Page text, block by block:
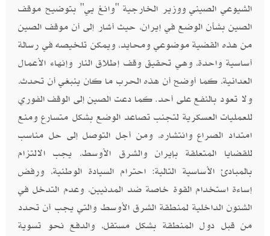
الشيوعي الصيني ووزير الخارجية "وانغ يي" بتوضيح موقف
الصين بشأن الوضع في إيران، حيث أشار إلى أن موقف الصين
من هذه القضية موضوعي ومحايد، ويمكن تلخيصه في رسالة
أساسية واحدة، وهي تحقيق وقف إطلاق النار وإنهاء الأعمال
العدائية، كما أوضح أن هذه الحرب ما كان ينبغي أن تحدث،
ولا تعود بالنفع على أحد. كما دعت الصين إلى الوقف الفوري
للعمليات العسكرية لتجنب تصاعد الوضع بشكل متسارع ومنع
امتداد الصراع وانتشاره، ومن أجل التوصل إلى حل مناسب
للقضايا المتعلقة بإيران والشرق الأوسط، يجب الالتزام
بالمبادئ الأساسية التالية: احترام السيادة الوطنية، ورفض
إساءة استخدام القوة خاصة ضد المدنيين، وعدم التدخل في
الشئون الداخلية لمنطقة الشرق الأوسط والتي يجب أن تحدد
من قبل دول المنطقة بشكل مستقل، والدفع نحو تسوية